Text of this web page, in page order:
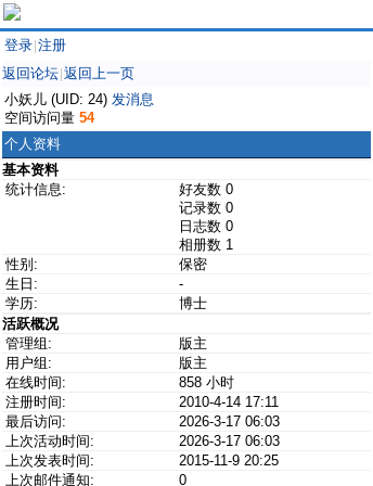
登录 注册
返回论坛 返回上一页
小妖儿 (UID: 24) 发消息
空间访问量 54
个人资料
基本资料
统计信息:
好友数 0
记录数 0
日志数 0
相册数 1
性别:
保密
生日:
-
学历:
博士
活跃概况
管理组:
版主
用户组:
版主
在线时间:
858 小时
注册时间:
2010-4-14 17:11
最后访问:
2026-3-17 06:03
上次活动时间:
2026-3-17 06:03
上次发表时间:
2015-11-9 20:25
上次邮件通知:
0